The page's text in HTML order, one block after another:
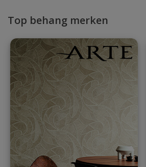
Top behang merken